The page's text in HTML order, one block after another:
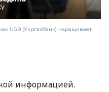
UGB (Укргазбанк) наращивает
информацией.